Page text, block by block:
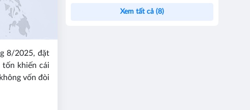
8/2025, đặt
tốn khiến cái
vốn đòi
Xem tất cả (8)